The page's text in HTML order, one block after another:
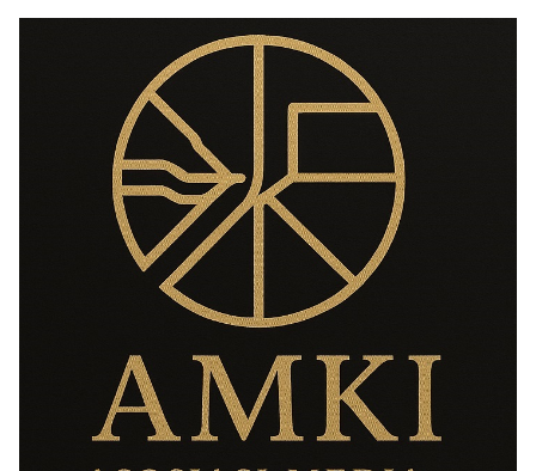
dan Profesionalisme Calon
Guru